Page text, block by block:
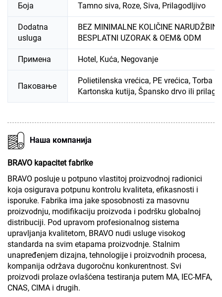
Боја Tamno siva, Roze, Siva, Prilagodljivo
Dodatna
usluga
BEZ MINIMALNE KOLIČINE
BESPLATNI UZORAK & OEM& ODM
Примена Hotel, Kuća, Negovanje
Паковање
Polietilenska vrećica, PE vrećica, Torba
Kartonska kutija, Špansko drvo ili
Наша компанија
BRAVO kapacitet fabrike
BRAVO posluje u potpuno vlastitoj proizvodnoj radionici
koja osigurava potpunu kontrolu kvaliteta, efikasnosti i
isporuke. Fabrika ima jake sposobnosti za masovnu
proizvodnju, modifikaciju proizvoda i podršku globalnoj
distribuciji. Pod upravom profesionalnog sistema
upravljanja kvalitetom, BRAVO nudi usluge visokog
standarda na svim etapama proizvodnje. Stalnim
unapređenjem dizajna, tehnologije i proizvodnih procesa,
kompanija održava dugoročnu konkurentnost. Svi
proizvodi prolaze ovlašćena testiranja putem MA, IEC-MFA,
CNAS, CIMA i drugih.